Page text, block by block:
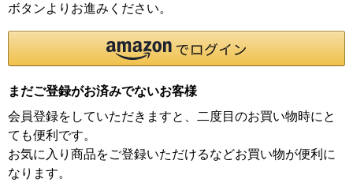
ボタンよりお進みください。
まだご登録がお済みでないお客様
会員登録をしていただきますと、二度目のお買い物時にと
ても便利です。
お気に入り商品をご登録いただけるなどお買い物が便利に
なります。